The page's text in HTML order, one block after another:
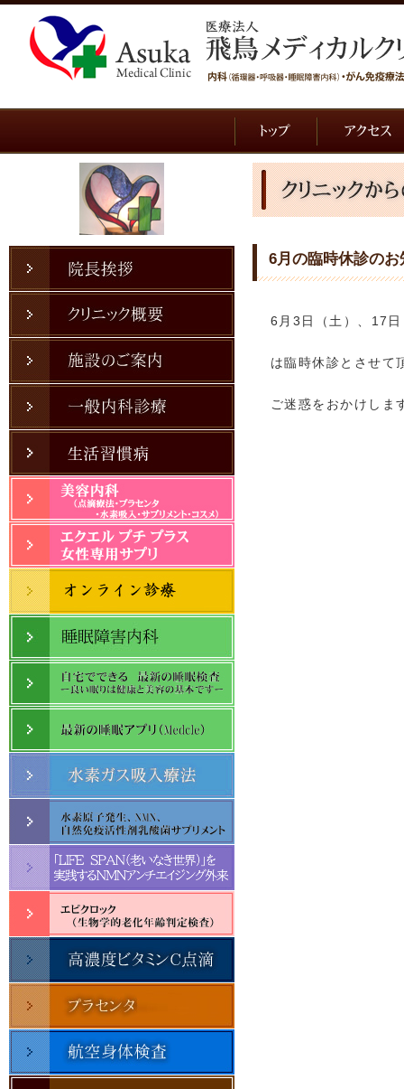
6月の臨時休診のお
6月3日（土）、17
は臨時休診とさせて
ご迷惑をおかけしま